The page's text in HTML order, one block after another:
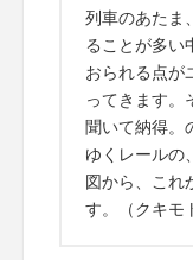
列車のあたま
ることが多い
おられる点が
ってきます。
聞いて納得。
ゆくレールの
図から、これ
す。（クキモ